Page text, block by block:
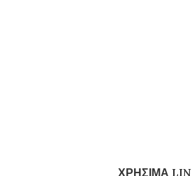
ΧΡΗΣΙΜΑ